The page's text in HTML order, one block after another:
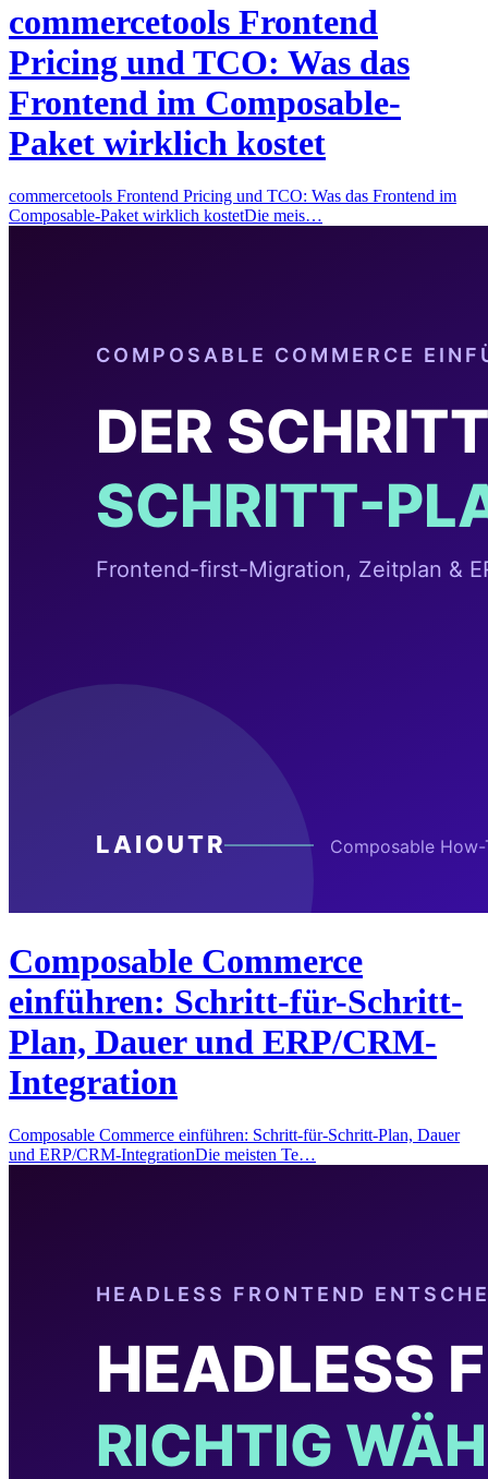
commercetools Frontend
Pricing und TCO: Was das
Frontend im Composable-
Paket wirklich kostet
commercetools Frontend Pricing und TCO: Was das Frontend im
Composable-Paket wirklich kostetDie meis…
Composable Commerce
einführen: Schritt-für-Schritt-
Plan, Dauer und ERP/CRM-
Integration
Composable Commerce einführen: Schritt-für-Schritt-Plan, Dauer
und ERP/CRM-IntegrationDie meisten Te…